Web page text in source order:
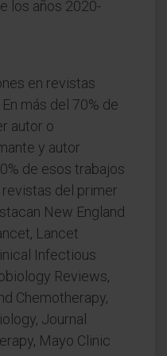
los años 2020-
en revistas
más del 70% de
autor o
y autor
de esos trabajos
del primer
New England
Lancet
Infectious
Reviews,
Chemotherapy,
Journal
Mayo Clinic